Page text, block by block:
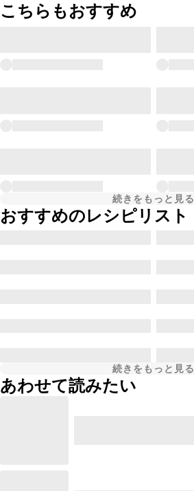
こちらもおすすめ
続きをもっと見る
おすすめのレシピリスト
続きをもっと見る
あわせて読みたい